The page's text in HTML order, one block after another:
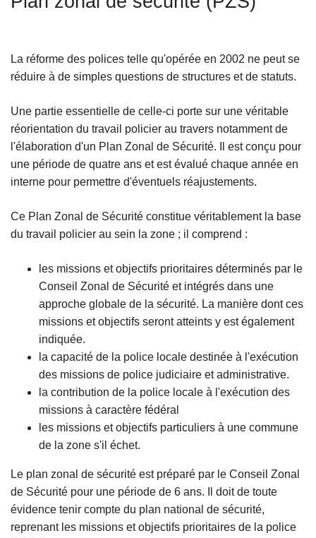
La réforme des polices telle qu'opérée en 2002 ne peut se
réduire à de simples questions de structures et de statuts.
Une partie essentielle de celle-ci porte sur une véritable
réorientation du travail policier au travers notamment de
l'élaboration d'un Plan Zonal de Sécurité. Il est conçu pour
une période de quatre ans et est évalué chaque année en
interne pour permettre d'éventuels réajustements.
Ce Plan Zonal de Sécurité constitue véritablement la base
du travail policier au sein la zone ; il comprend :
les missions et objectifs prioritaires déterminés par le
Conseil Zonal de Sécurité et intégrés dans une
approche globale de la sécurité. La manière dont ces
missions et objectifs seront atteints y est également
indiquée.
la capacité de la police locale destinée à l'exécution
des missions de police judiciaire et administrative.
la contribution de la police locale à l'exécution des
missions à caractère fédéral
les missions et objectifs particuliers à une commune
de la zone s'il échet.
Le plan zonal de sécurité est préparé par le Conseil Zonal
de Sécurité pour une période de 6 ans. Il doit de toute
évidence tenir compte du plan national de sécurité,
reprenant les missions et objectifs prioritaires de la police